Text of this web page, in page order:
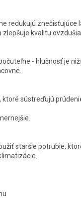
redukujú znečisťujúce
kvalitu
- hlučnosť je
ktoré sústreďujú
staršie potrubie,